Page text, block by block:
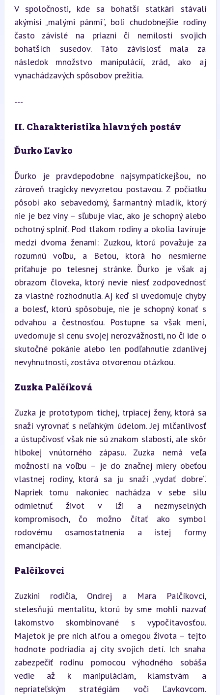
V spoločnosti, kde sa bohatší statkári stávali
akýmisi „malými pánmi“, boli chudobnejšie rodiny
často závislé na priazni či nemilosti svojich
bohatších susedov. Táto závislosť mala za
následok množstvo manipulácií, zrád, ako aj
vynachádzavých spôsobov prežitia.
---
II. Charakteristika hlavných postáv
Ďurko Ľavko
Ďurko je pravdepodobne najsympatickejšou, no
zároveň tragicky nevyzretou postavou. Z počiatku
pôsobí ako sebavedomý, šarmantný mladík, ktorý
nie je bez viny – sľubuje viac, ako je schopný alebo
ochotný splniť. Pod tlakom rodiny a okolia lavíruje
medzi dvoma ženami: Zuzkou, ktorú považuje za
rozumnú voľbu, a Betou, ktorá ho nesmierne
priťahuje po telesnej stránke. Ďurko je však aj
obrazom človeka, ktorý nevie niesť zodpovednosť
za vlastné rozhodnutia. Aj keď si uvedomuje chyby
a bolesť, ktorú spôsobuje, nie je schopný konať s
odvahou a čestnosťou. Postupne sa však mení,
uvedomuje si cenu svojej nerozvážnosti, no či ide o
skutočné pokánie alebo len podľahnutie zdanlivej
nevyhnutnosti, zostáva otvorenou otázkou.
Zuzka Palčíková
Zuzka je prototypom tichej, trpiacej ženy, ktorá sa
snaží vyrovnať s neľahkým údelom. Jej mlčanlivosť
a ústupčivosť však nie sú znakom slabosti, ale skôr
hlbokej vnútorného zápasu. Zuzka nemá veľa
možností na voľbu – je do značnej miery obeťou
vlastnej rodiny, ktorá sa ju snaží „vydať dobre“.
Napriek tomu nakoniec nachádza v sebe silu
odmietnuť život v lži a nezmyselných
kompromisoch, čo možno čítať ako symbol
rodovému osamostatnenia a istej formy
emancipácie.
Palčíkovci
Zuzkini rodičia, Ondrej a Mara Palčíkovci,
stelesňujú mentalitu, ktorú by sme mohli nazvať
lakomstvo skombinované s vypočítavosťou.
Majetok je pre nich alfou a omegou života – tejto
hodnote podriadia aj city svojich detí. Ich snaha
zabezpečiť rodinu pomocou výhodného sobáša
vedie až k manipuláciám, klamstvám a
nepriateľským stratégiám voči Ľavkovcom.